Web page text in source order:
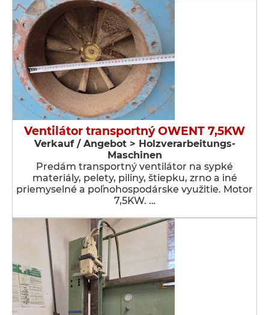
Ventilátor transportný OWENT 7,5KW
Verkauf / Angebot > Holzverarbeitungs-
Maschinen
Predám transportný ventilátor na sypké
materiály, pelety, piliny, štiepku, zrno a iné
priemyselné a poľnohospodárske využitie. Motor
7,5KW. …